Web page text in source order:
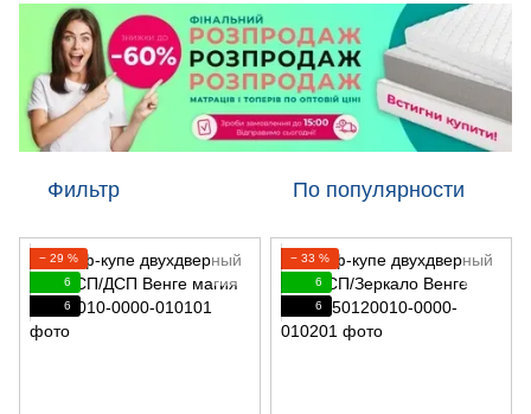
Фильтр По популярности
− 29 %
6
6
− 33 %
6
6